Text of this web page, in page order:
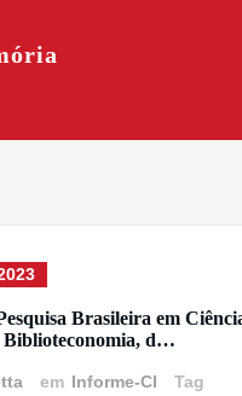
Brasileira em
Biblioteconomia, d…
em Informe-CI
Tag